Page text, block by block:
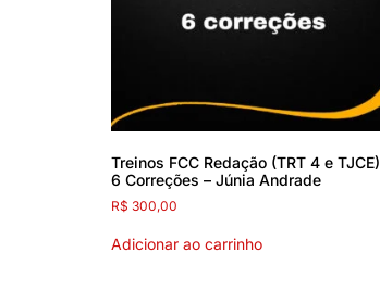
Treinos FCC Redação (TRT 4 e TJCE)
6 Correções – Júnia Andrade
R$ 300,00
Adicionar ao carrinho